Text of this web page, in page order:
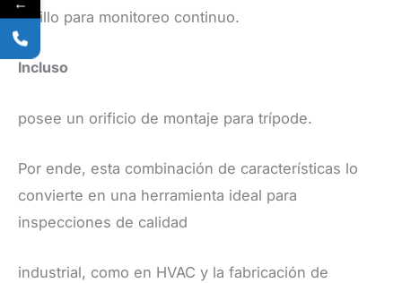
gatillo para monitoreo continuo.
Incluso
posee un orificio de montaje para trípode.
Por ende, esta combinación de características lo
convierte en una herramienta ideal para
inspecciones de calidad
industrial, como en HVAC y la fabricación de